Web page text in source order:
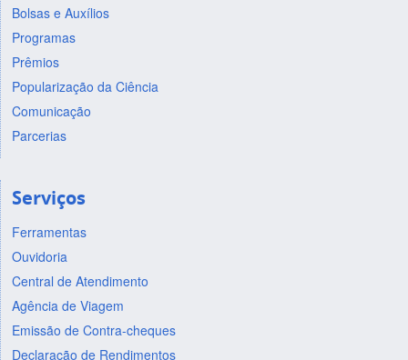
Bolsas e Auxílios
Programas
Prêmios
Popularização da Ciência
Comunicação
Parcerias
Serviços
Ferramentas
Ouvidoria
Central de Atendimento
Agência de Viagem
Emissão de Contra-cheques
Declaração de Rendimentos